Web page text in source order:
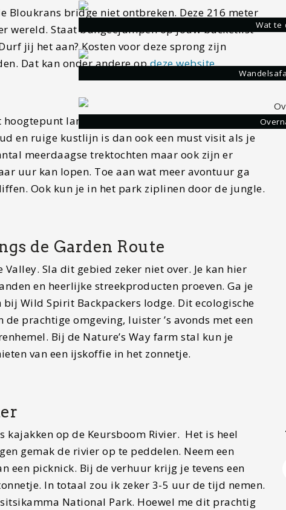
Bloukrans bridge niet ontbreken. Deze 216 meter
wereld. Staat bungeejumpen op jouw bucketlist
jij het aan? Kosten voor deze sprong zijn
Dat kan onder andere opdeze website.
langs de Garden Route. Dit
en ruige kustlijn is dan ook een must visit als je
meerdaagse trektochten maar ook zijn er
uur kan lopen. Toe aan wat meer avontuur ga
Ook kun je in het park ziplinen door de jungle.
de Garden Route
Sla dit gebied zeker niet over. Je kan hier
en heerlijke streekproducten proeven. Ga je
Wild Spirit Backpackers lodge. Dit ecologische
prachtige omgeving, luister ’s avonds met een
Bij de Nature’s Way farm stal kun je
van een ijskoffie in het zonnetje.
op de Keursboom Rivier. Het is heel
gemak de rivier op te peddelen. Neem een
een picknick. Bij de verhuur krijg je tevens een
In totaal zou ik zeker 3-5 uur de tijd nemen.
National Park. Hoewel me dit prachtig
Wat te